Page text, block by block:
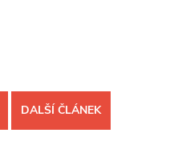
DALŠÍ ČLÁNEK